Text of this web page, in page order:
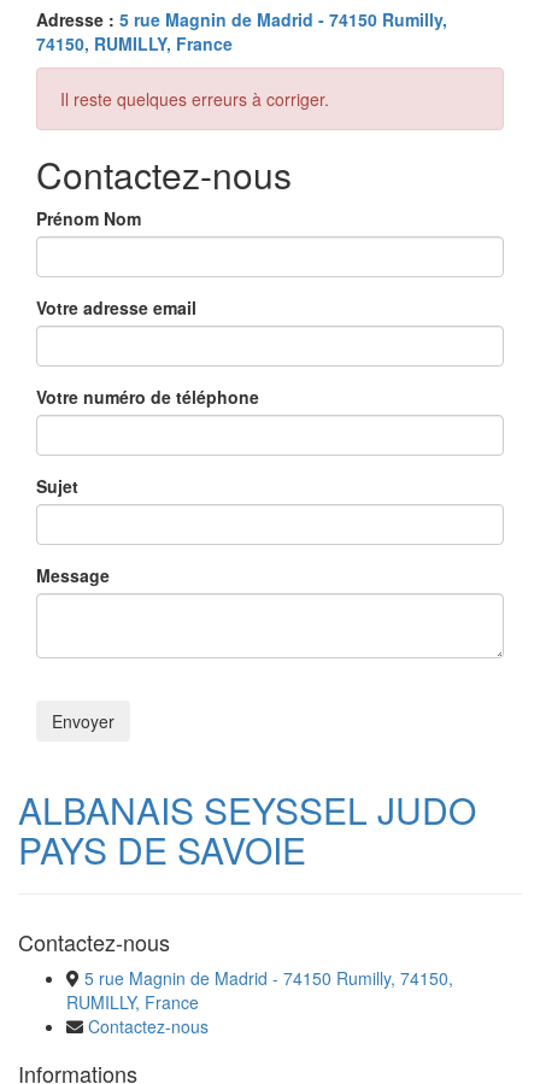
Adresse : 5 rue Magnin de Madrid - 74150 Rumilly,
74150, RUMILLY, France
Il reste quelques erreurs à corriger.
Contactez-nous
Prénom Nom
Votre adresse email
Votre numéro de téléphone
Sujet
Message
ALBANAIS SEYSSEL JUDO
PAYS DE SAVOIE
Contactez-nous
5 rue Magnin de Madrid - 74150 Rumilly, 74150,
RUMILLY, France
Contactez-nous
Informations